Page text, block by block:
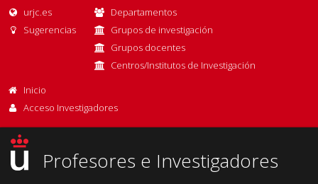
urjc.es
Sugerencias
Departamentos
Grupos de investigación
Grupos docentes
Centros/Institutos de Investigación
Inicio
Acceso Investigadores
Profesores e Investigadores